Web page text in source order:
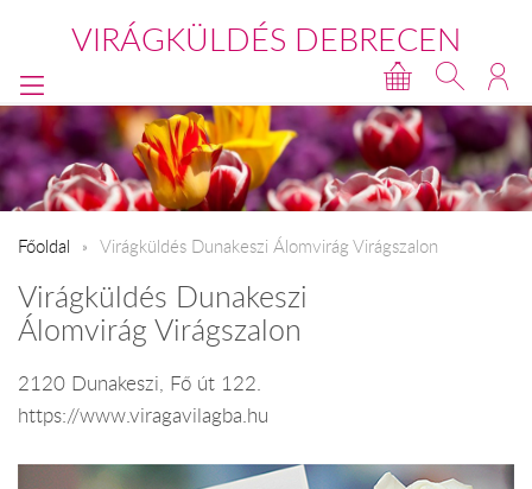
VIRÁGKÜLDÉS DEBRECEN
Főoldal Virágküldés Dunakeszi Álomvirág Virágszalon
Virágküldés Dunakeszi
Álomvirág Virágszalon
2120 Dunakeszi, Fő út 122.
https://www.viragavilagba.hu